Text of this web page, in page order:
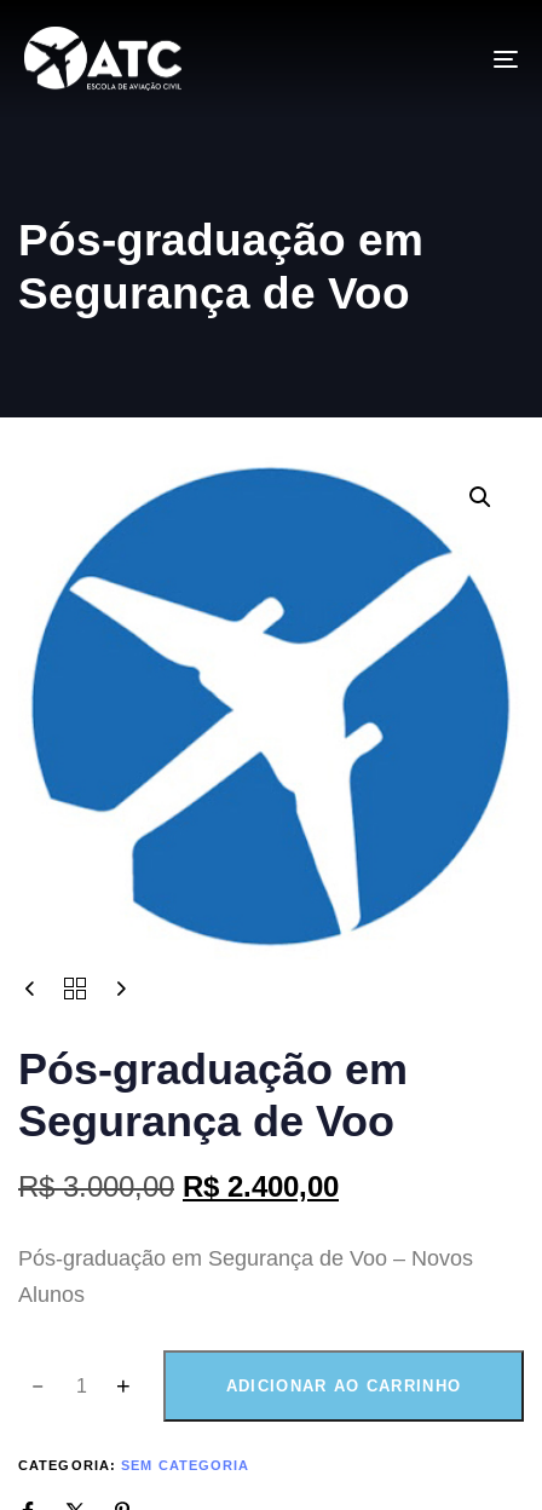
Pós-graduação em
Segurança de Voo
Pós-graduação em
Segurança de Voo
R$3.000,00 R$ 2.400,00
Pós-graduação em Segurança de Voo – Novos
Alunos
ADICIONAR AO CARRINHO
CATEGORIA:SEM CATEGORIA